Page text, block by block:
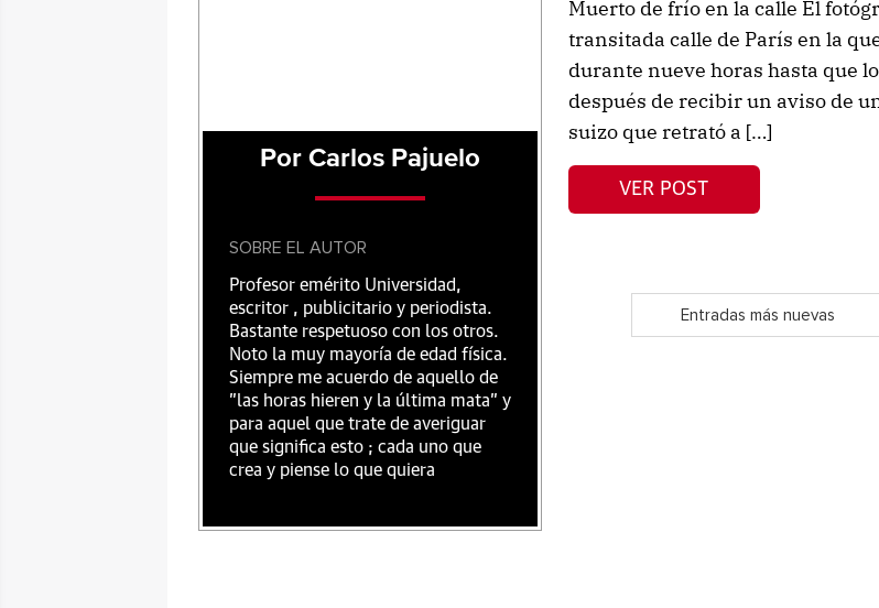
Muerto de frío en la calle El
transitada calle de París en la
durante nueve horas hasta que
después de recibir un aviso de
suizo que retrató a […]
VER POST
Entradas más nuevas
Por Carlos Pajuelo
SOBRE EL AUTOR
Profesor emérito Universidad,
escritor , publicitario y periodista.
Bastante respetuoso con los otros.
Noto la muy mayoría de edad física.
Siempre me acuerdo de aquello de
"las horas hieren y la última mata" y
para aquel que trate de averiguar
que significa esto ; cada uno que
crea y piense lo que quiera